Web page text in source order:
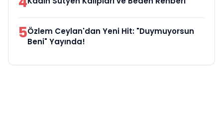
5Özlem Ceylan'dan Yeni Hit: "Duymuyorsun
Beni" Yayında!